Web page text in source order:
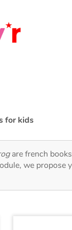
for kids
are french
we propose